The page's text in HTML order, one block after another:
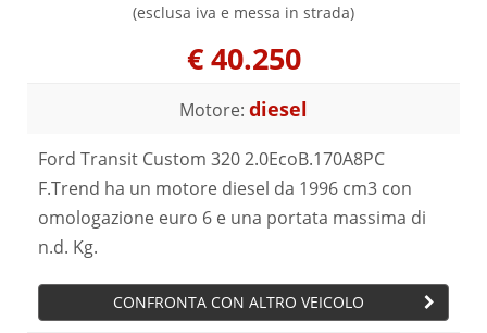
(esclusa iva e messa in strada)
€40.250
Motore: diesel
Ford Transit Custom 320 2.0EcoB.170A8PC
F.Trend ha un motore diesel da 1996 cm3 con
omologazione euro 6 e una portata massima di
n.d. Kg.
CONFRONTA CON ALTRO VEICOLO